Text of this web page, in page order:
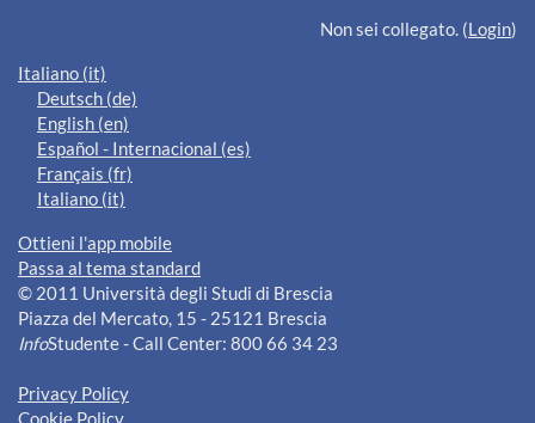
Non sei collegato. (Login)
Italiano ‎(it)‎
Deutsch ‎(de)‎
English ‎(en)‎
Español - Internacional ‎(es)‎
Français ‎(fr)‎
Italiano ‎(it)‎
Ottieni l'app mobile
Passa al tema standard
© 2011 Università degli Studi di Brescia
Piazza del Mercato, 15 - 25121 Brescia
InfoStudente - Call Center: 800 66 34 23
Privacy Policy
Cookie Policy